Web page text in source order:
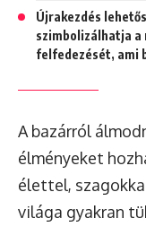
Újrakezdés
szimbolizálhatja a
felfedezését, ami
A bazárról
élményeket
élettel,
világa gyakran